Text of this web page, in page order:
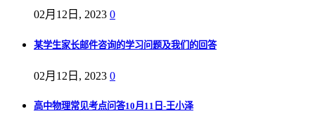
02月12日, 2023 0
某学生家长邮件咨询的学习问题及我们的回答
02月12日, 2023 0
高中物理常见考点问答10月11日-王小泽